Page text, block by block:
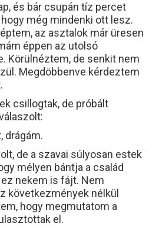
és bár csupán tíz percet
még mindenki ott lesz.
az asztalok már üresen
éppen az utolsó
Körülnéztem, de senkit nem
Megdöbbenve kérdeztem
csillogtak, de próbált
drágám.
de a szavai súlyosan estek
mélyen bántja a család
nekem is fájt. Nem
következmények nélkül
hogy megmutatom a
el.